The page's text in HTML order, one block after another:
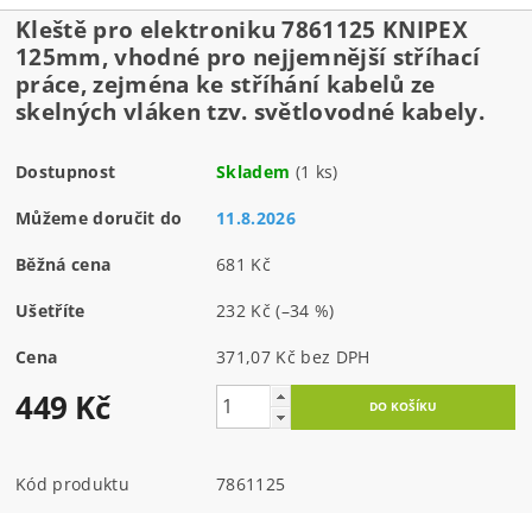
Kleště pro elektroniku 7861125 KNIPEX
125mm, vhodné pro nejjemnější stříhací
práce, zejména ke stříhání kabelů ze
skelných vláken tzv. světlovodné kabely.
Dostupnost Skladem (1 ks)
Můžeme doručit do 11.8.2026
Běžná cena 681 Kč
Ušetříte 232 Kč(–34 %)
Cena 371,07 Kč bez DPH
449 Kč
Kód produktu
7861125